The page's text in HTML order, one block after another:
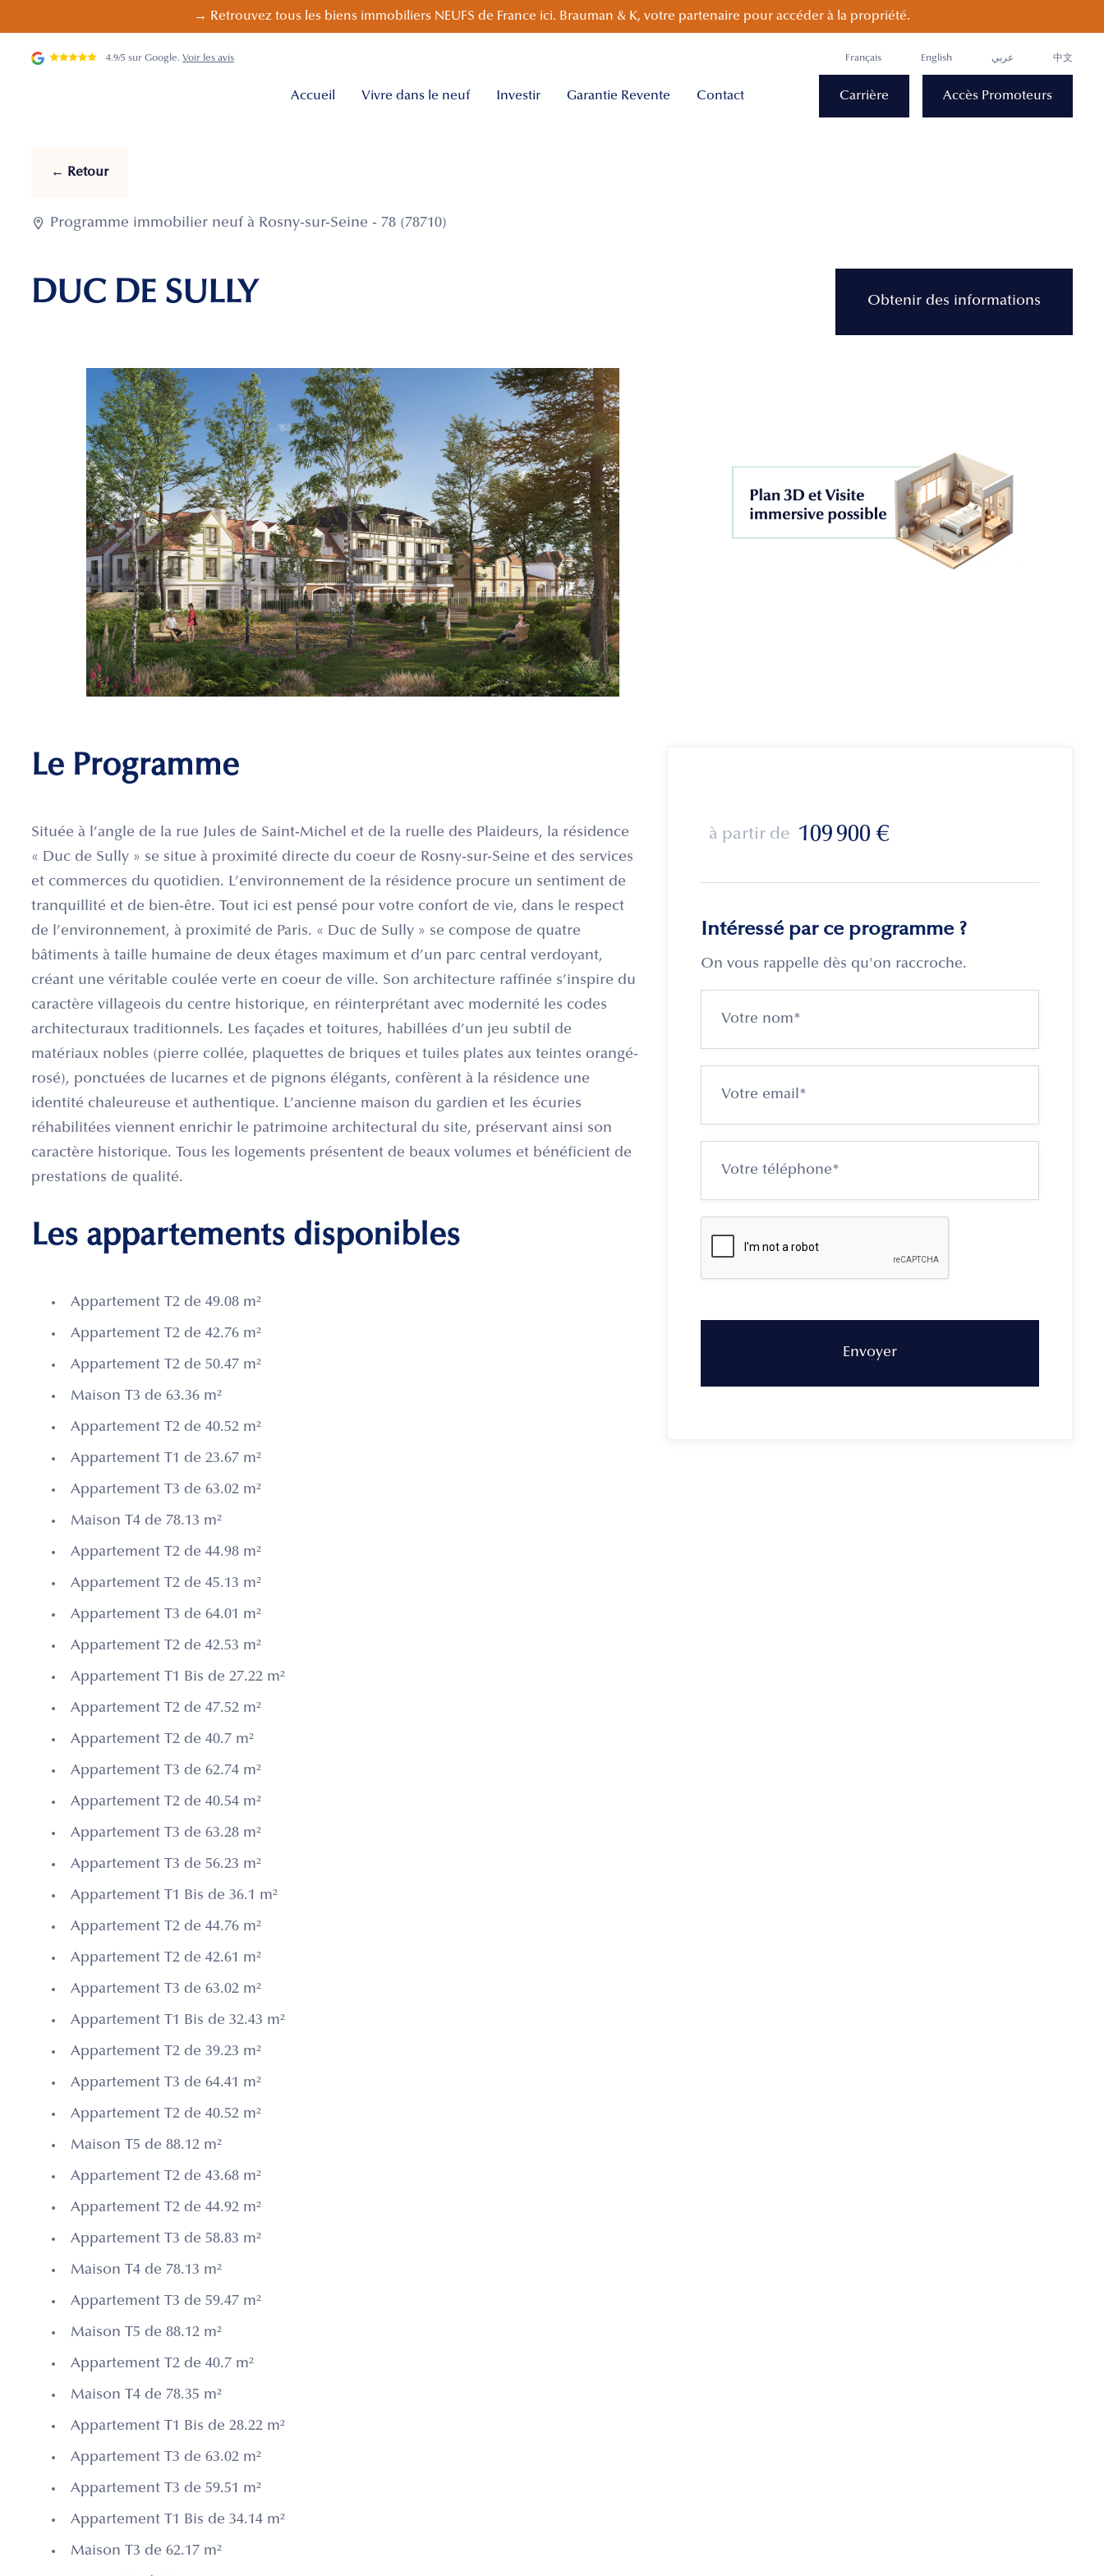
→ Retrouvez tous les biens immobiliers NEUFS de France ici. Brauman & K, votre partenaire pour accéder à la propriété.
4.9/5 sur Google. Voir les avis Français English عربي 中文
Accueil Vivre dans le neuf Investir Garantie Revente Contact Carrière Accès Promoteurs
← Retour
 Programme immobilier neuf à Rosny-sur-Seine - 78 (78710)
DUC DE SULLY Obtenir des informations
Le Programme
Située à l’angle de la rue Jules de Saint-Michel et de la ruelle des Plaideurs, la résidence
« Duc de Sully » se situe à proximité directe du coeur de Rosny-sur-Seine et des services
et commerces du quotidien. L’environnement de la résidence procure un sentiment de
tranquillité et de bien-être. Tout ici est pensé pour votre confort de vie, dans le respect
de l’environnement, à proximité de Paris. « Duc de Sully » se compose de quatre
bâtiments à taille humaine de deux étages maximum et d’un parc central verdoyant,
créant une véritable coulée verte en coeur de ville. Son architecture raffinée s’inspire du
caractère villageois du centre historique, en réinterprétant avec modernité les codes
architecturaux traditionnels. Les façades et toitures, habillées d’un jeu subtil de
matériaux nobles (pierre collée, plaquettes de briques et tuiles plates aux teintes orangé-
rosé), ponctuées de lucarnes et de pignons élégants, confèrent à la résidence une
identité chaleureuse et authentique. L’ancienne maison du gardien et les écuries
réhabilitées viennent enrichir le patrimoine architectural du site, préservant ainsi son
caractère historique. Tous les logements présentent de beaux volumes et bénéficient de
prestations de qualité.
Les appartements disponibles
Appartement T2 de 49.08 m²
Appartement T2 de 42.76 m²
Appartement T2 de 50.47 m²
Maison T3 de 63.36 m²
Appartement T2 de 40.52 m²
Appartement T1 de 23.67 m²
Appartement T3 de 63.02 m²
Maison T4 de 78.13 m²
Appartement T2 de 44.98 m²
Appartement T2 de 45.13 m²
Appartement T3 de 64.01 m²
Appartement T2 de 42.53 m²
Appartement T1 Bis de 27.22 m²
Appartement T2 de 47.52 m²
Appartement T2 de 40.7 m²
Appartement T3 de 62.74 m²
Appartement T2 de 40.54 m²
Appartement T3 de 63.28 m²
Appartement T3 de 56.23 m²
Appartement T1 Bis de 36.1 m²
Appartement T2 de 44.76 m²
Appartement T2 de 42.61 m²
Appartement T3 de 63.02 m²
Appartement T1 Bis de 32.43 m²
Appartement T2 de 39.23 m²
Appartement T3 de 64.41 m²
Appartement T2 de 40.52 m²
Maison T5 de 88.12 m²
Appartement T2 de 43.68 m²
Appartement T2 de 44.92 m²
Appartement T3 de 58.83 m²
Maison T4 de 78.13 m²
Appartement T3 de 59.47 m²
Maison T5 de 88.12 m²
Appartement T2 de 40.7 m²
Maison T4 de 78.35 m²
Appartement T1 Bis de 28.22 m²
Appartement T3 de 63.02 m²
Appartement T3 de 59.51 m²
Appartement T1 Bis de 34.14 m²
Maison T3 de 62.17 m²
à partir de 109 900 €
Intéressé par ce programme ?
On vous rappelle dès qu'on raccroche.